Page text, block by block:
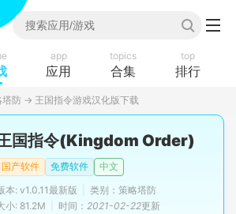
app
应用
topics
合集
top
排行
防 → 王国指令游戏汉化版下载
国指令(Kingdom Order)
国产软件 免费软件
中文
本: v1.0.11最新版
类别：策略塔防
小: 81.2M
时间： 2021-02-22更新